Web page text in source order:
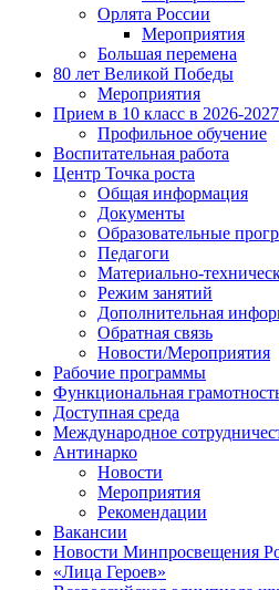
Орлята России
Мероприятия
Большая перемена
80 лет Великой Победы
Мероприятия
Прием в 10 класс в 2026-
Профильное обучение
Воспитательная работа
Центр Точка роста
Общая информация
Документы
Образовательные
Педагоги
Материально-
Режим занятий
Дополнительная
Обратная связь
Новости/Мероприятия
Рабочие программы
Функциональная
Доступная среда
Международное
Антинарко
Новости
Мероприятия
Рекомендации
Вакансии
Новости Минпросвещения
«Лица Героев»